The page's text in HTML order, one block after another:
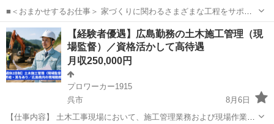
■＜おまかせするお仕事＞ 家づくりに関わるさまざまな工程をサポー
トしながら、 徐々にステップアップできるポジションです。 ＋…・…
＊…・…＊…・…＊…・…＊…・…＋ 主な業務内容 ・図面（施工
図）の作成サポート ・現場...
広島 広島市 施工管理
【経験者優遇】広島勤務の土木施工管理（現
場監督）／資格活かして高待遇
月収250,000円
プロワーカー1915
呉市
8月6日
【仕事内容】 土木工事現場において、施工管理業務および現場作業を